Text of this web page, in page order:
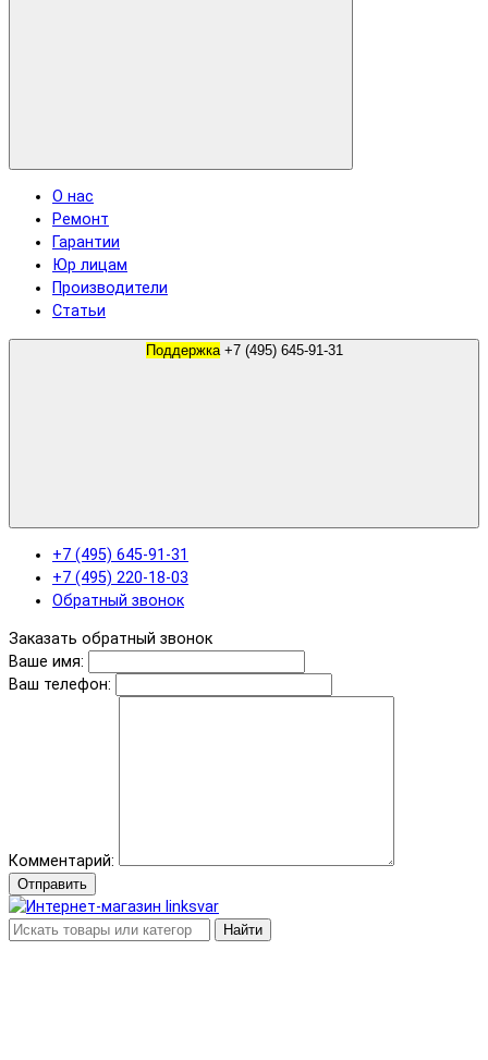
О нас
Ремонт
Гарантии
Юр лицам
Производители
Статьи
Поддержка
+7 (495) 645-91-31
+7 (495) 220-18-03
Обратный звонок
Заказать обратный звонок
Ваше имя:
Ваш телефон:
Комментарий:
Отправить
Найти